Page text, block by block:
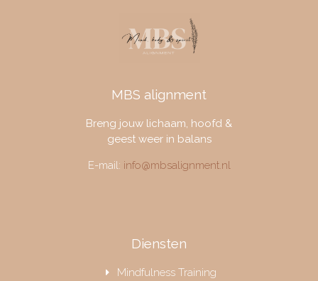
MBS alignment
Breng jouw lichaam, hoofd &
geest weer in balans
E-mail: info@mbsalignment.nl
Diensten
Mindfulness Training